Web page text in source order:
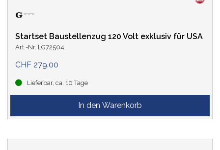
Startset Baustellenzug 120 Volt exklusiv für USA
Art.-Nr. LG72504
CHF 279.00
Lieferbar, ca. 10 Tage